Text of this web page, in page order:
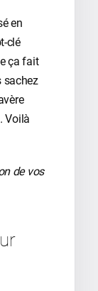
en
clé
ça fait
sachez
Voilà
de vos